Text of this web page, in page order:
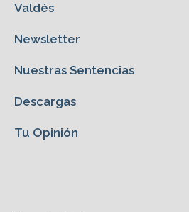
Valdés
Newsletter
Nuestras Sentencias
Descargas
Tu Opinión